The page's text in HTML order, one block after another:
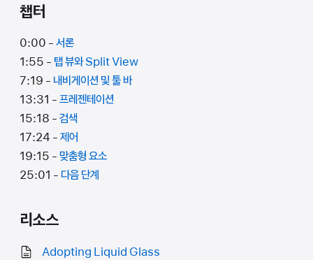
챕터
0:00 - 서론
1:55 - 탭 뷰와 Split View
7:19 - 내비게이션 및 툴 바
13:31 - 프레젠테이션
15:18 - 검색
17:24 - 제어
19:15 - 맞춤형 요소
25:01 - 다음 단계
리소스
Adopting Liquid Glass